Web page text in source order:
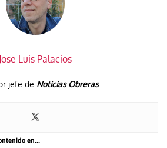
Jose Luis Palacios
jefe de Noticias Obreras
en...